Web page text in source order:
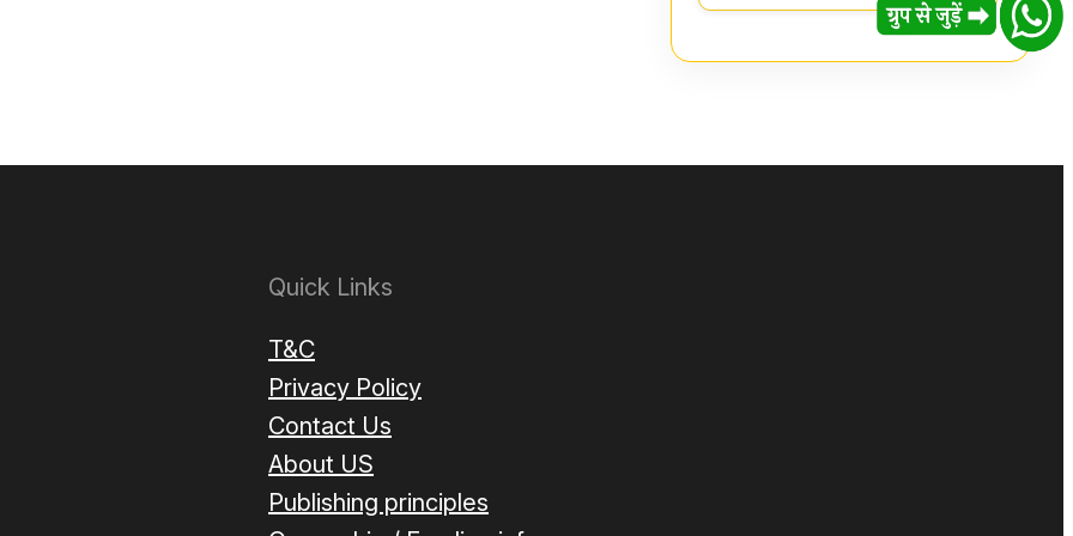
Quick Links
T&C
Privacy Policy
Contact Us
About US
Publishing principles